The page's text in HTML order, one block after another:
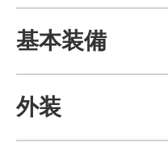
基本装備
外装